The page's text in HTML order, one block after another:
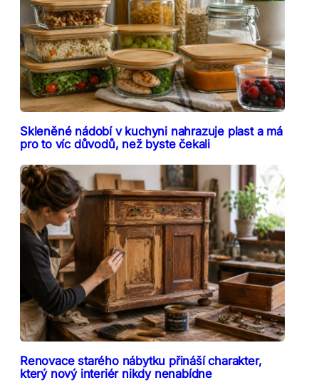
Skleněné nádobí v kuchyni nahrazuje plast a má
pro to víc důvodů, než byste čekali
Renovace starého nábytku přináší charakter,
který nový interiér nikdy nenabídne